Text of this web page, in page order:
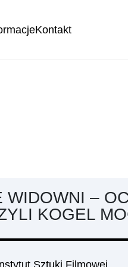
Kontakt
WIDOWNI –
KOGEL